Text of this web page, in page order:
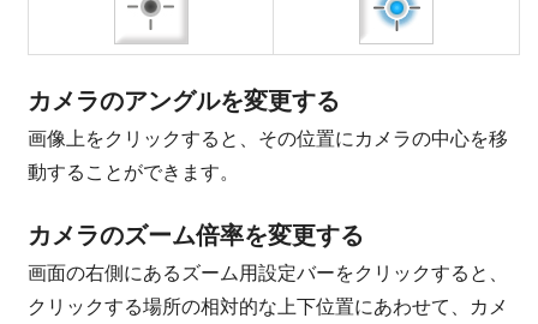
カメラのアングルを変更する
画像上をクリックすると、その位置にカメラの中心を移
動することができます。
カメラのズーム倍率を変更する
画面の右側にあるズーム用設定バーをクリックすると、
クリックする場所の相対的な上下位置にあわせて、カメ